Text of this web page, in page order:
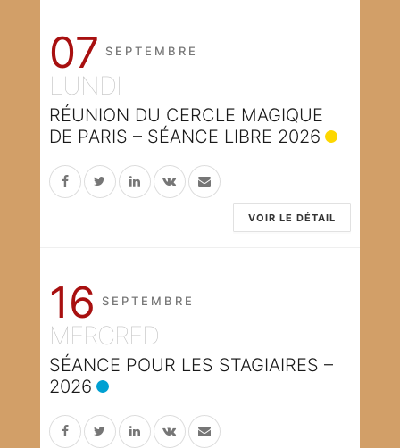
07 SEPTEMBRE
LUNDI
RÉUNION DU CERCLE MAGIQUE
DE PARIS – SÉANCE LIBRE 2026
VOIR LE DÉTAIL
16 SEPTEMBRE
MERCREDI
SÉANCE POUR LES STAGIAIRES –
2026